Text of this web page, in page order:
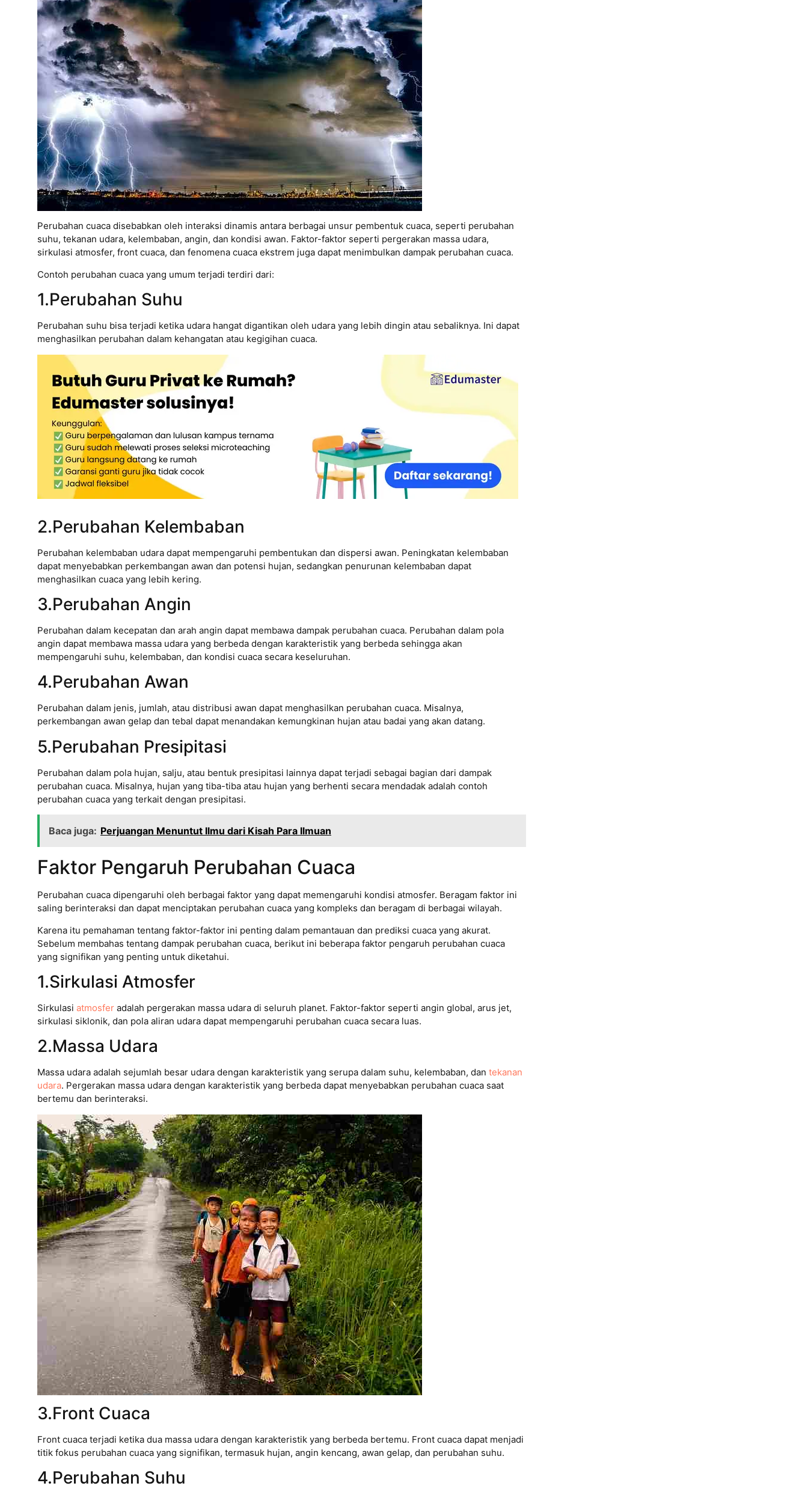
Perubahan cuaca disebabkan oleh interaksi dinamis antara berbagai unsur pembentuk cuaca, seperti perubahan
suhu, tekanan udara, kelembaban, angin, dan kondisi awan. Faktor-faktor seperti pergerakan massa udara,
sirkulasi atmosfer, front cuaca, dan fenomena cuaca ekstrem juga dapat menimbulkan dampak perubahan cuaca.
Contoh perubahan cuaca yang umum terjadi terdiri dari:
1.Perubahan Suhu
Perubahan suhu bisa terjadi ketika udara hangat digantikan oleh udara yang lebih dingin atau sebaliknya. Ini dapat
menghasilkan perubahan dalam kehangatan atau kegigihan cuaca.
2.Perubahan Kelembaban
Perubahan kelembaban udara dapat mempengaruhi pembentukan dan dispersi awan. Peningkatan kelembaban
dapat menyebabkan perkembangan awan dan potensi hujan, sedangkan penurunan kelembaban dapat
menghasilkan cuaca yang lebih kering.
3.Perubahan Angin
Perubahan dalam kecepatan dan arah angin dapat membawa dampak perubahan cuaca. Perubahan dalam pola
angin dapat membawa massa udara yang berbeda dengan karakteristik yang berbeda sehingga akan
mempengaruhi suhu, kelembaban, dan kondisi cuaca secara keseluruhan.
4.Perubahan Awan
Perubahan dalam jenis, jumlah, atau distribusi awan dapat menghasilkan perubahan cuaca. Misalnya,
perkembangan awan gelap dan tebal dapat menandakan kemungkinan hujan atau badai yang akan datang.
5.Perubahan Presipitasi
Perubahan dalam pola hujan, salju, atau bentuk presipitasi lainnya dapat terjadi sebagai bagian dari dampak
perubahan cuaca. Misalnya, hujan yang tiba-tiba atau hujan yang berhenti secara mendadak adalah contoh
perubahan cuaca yang terkait dengan presipitasi.
Baca juga: Perjuangan Menuntut Ilmu dari Kisah Para Ilmuan
Faktor Pengaruh Perubahan Cuaca
Perubahan cuaca dipengaruhi oleh berbagai faktor yang dapat memengaruhi kondisi atmosfer. Beragam faktor ini
saling berinteraksi dan dapat menciptakan perubahan cuaca yang kompleks dan beragam di berbagai wilayah.
Karena itu pemahaman tentang faktor-faktor ini penting dalam pemantauan dan prediksi cuaca yang akurat.
Sebelum membahas tentang dampak perubahan cuaca, berikut ini beberapa faktor pengaruh perubahan cuaca
yang signifikan yang penting untuk diketahui.
1.Sirkulasi Atmosfer
Sirkulasi atmosfer adalah pergerakan massa udara di seluruh planet. Faktor-faktor seperti angin global, arus jet,
sirkulasi siklonik, dan pola aliran udara dapat mempengaruhi perubahan cuaca secara luas.
2.Massa Udara
Massa udara adalah sejumlah besar udara dengan karakteristik yang serupa dalam suhu, kelembaban, dan tekanan
udara. Pergerakan massa udara dengan karakteristik yang berbeda dapat menyebabkan perubahan cuaca saat
bertemu dan berinteraksi.
3.Front Cuaca
Front cuaca terjadi ketika dua massa udara dengan karakteristik yang berbeda bertemu. Front cuaca dapat menjadi
titik fokus perubahan cuaca yang signifikan, termasuk hujan, angin kencang, awan gelap, dan perubahan suhu.
4.Perubahan Suhu